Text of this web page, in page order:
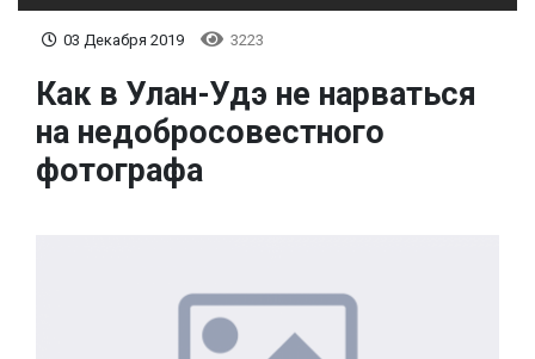
03 Декабря 2019 3223
Как в Улан-Удэ не нарваться
на недобросовестного
фотографа